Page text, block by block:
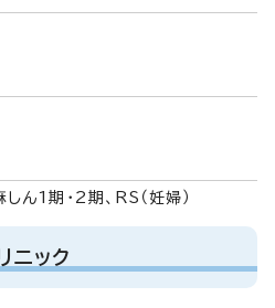
ん1期・2期、RS（妊婦）
ニック